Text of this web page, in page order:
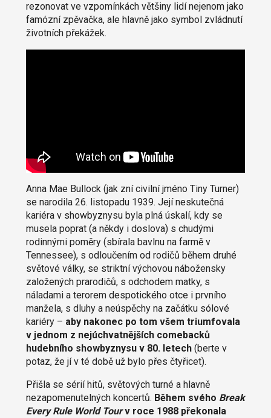
rezonovat ve vzpomínkách většiny lidí nejenom jako
famózní zpěvačka, ale hlavně jako symbol zvládnutí
životních překážek.
Anna Mae Bullock (jak zní civilní jméno Tiny Turner)
se narodila 26. listopadu 1939. Její neskutečná
kariéra v showbyznysu byla plná úskalí, kdy se
musela poprat (a někdy i doslova) s chudými
rodinnými poměry (sbírala bavlnu na farmě v
Tennessee), s odloučením od rodičů během druhé
světové války, se striktní výchovou nábožensky
založených prarodičů, s odchodem matky, s
náladami a terorem despotického otce i prvního
manžela, s dluhy a neúspěchy na začátku sólové
kariéry – aby nakonec po tom všem triumfovala
v jednom z nejúchvatnějších comebacků
hudebního showbyznysu v 80. letech(berte v
potaz, že jí v té době už bylo přes čtyřicet).
Přišla se sérií hitů, světových turné a hlavně
nezapomenutelných koncertů. Během svého Break
Every Rule World Tourv roce 1988 překonala